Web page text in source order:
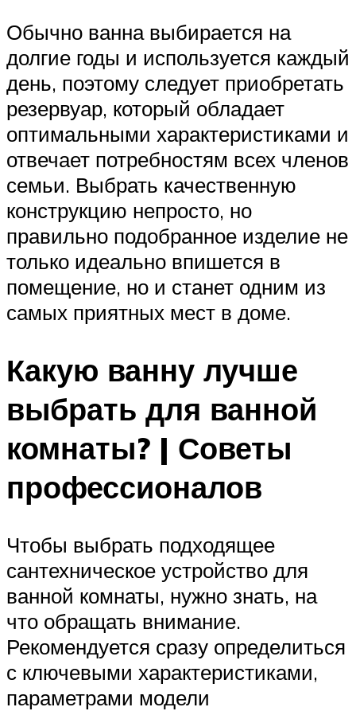
Обычно ванна выбирается на
долгие годы и используется каждый
день, поэтому следует приобретать
резервуар, который обладает
оптимальными характеристиками и
отвечает потребностям всех членов
семьи. Выбрать качественную
конструкцию непросто, но
правильно подобранное изделие не
только идеально впишется в
помещение, но и станет одним из
самых приятных мест в доме.
Какую ванну лучше
выбрать для ванной
комнаты? | Советы
профессионалов
Чтобы выбрать подходящее
сантехническое устройство для
ванной комнаты, нужно знать, на
что обращать внимание.
Рекомендуется сразу определиться
с ключевыми характеристиками,
параметрами модели